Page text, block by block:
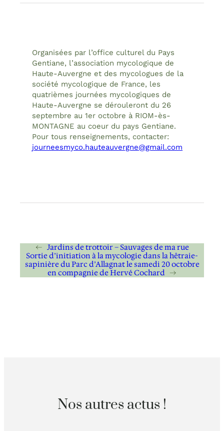
Organisées par l’office culturel du Pays
Gentiane, l’association mycologique de
Haute-Auvergne et des mycologues de la
société mycologique de France, les
quatrièmes journées mycologiques de
Haute-Auvergne se dérouleront du 26
septembre au 1er octobre à RIOM-ès-
MONTAGNE au coeur du pays Gentiane.
Pour tous renseignements, contacter:
journeesmyco.hauteauvergne@gmail.com
← Jardins de trottoir – Sauvages de ma rue
Sortie d’initiation à la mycologie dans la hêtraie-
sapinière du Parc d’Allagnat le samedi 20 octobre
en compagnie de Hervé Cochard →
Nos autres actus !